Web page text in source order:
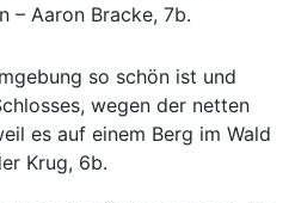
– Aaron Bracke, 7b.
so schön ist und
wegen der netten
es auf einem Berg im Wald
Krug, 6b.